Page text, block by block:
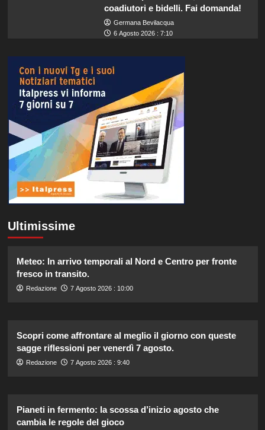
coadiutori e bidelli. Fai domanda!
Germana Bevilacqua
6 Agosto 2026 : 7:10
Ultimissime
Meteo: In arrivo temporali al Nord e Centro per fronte
fresco in transito.
Redazione 7 Agosto 2026 : 10:00
Scopri come affrontare al meglio il giorno con queste
sagge riflessioni per venerdì 7 agosto.
Redazione 7 Agosto 2026 : 9:40
Pianeti in fermento: la scossa d’inizio agosto che
cambia le regole del gioco